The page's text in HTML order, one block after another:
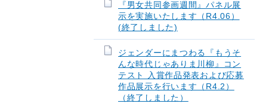
『男女共同参画週間』パネル展
示を実施いたします（R4.06）
(終了しました)
ジェンダーにまつわる『もうそ
んな時代じゃありま川柳』コン
テスト 入賞作品発表および応募
作品展示を行います（R4.2）
（終了しました）